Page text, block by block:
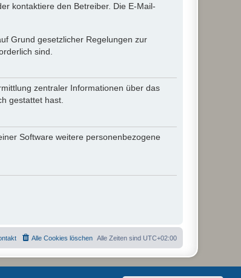
kontaktiere den Betreiber. Die E-Mail-
Grund gesetzlicher Regelungen zur
sind.
zentraler Informationen über das
gestattet hast.
Software weitere personenbezogene
Alle Zeiten sind UTC+02:00
Alle Cookies löschen